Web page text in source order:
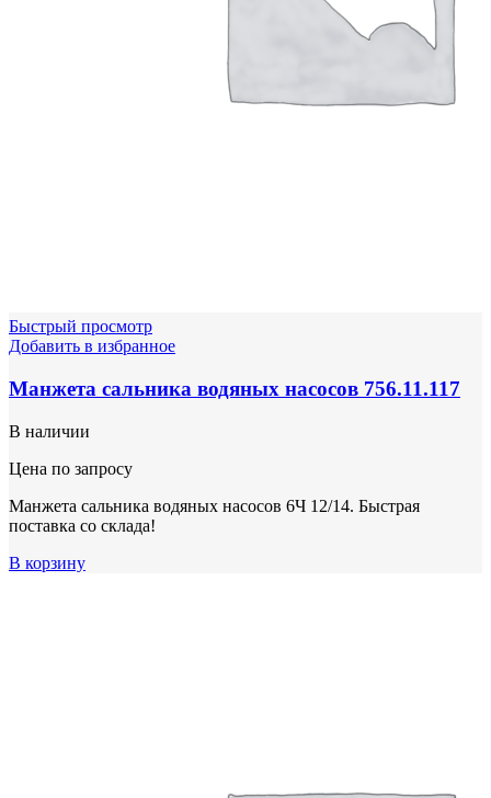
Быстрый просмотр
Добавить в избранное
Манжета сальника водяных насосов 756.11.117
В наличии
Цена по запросу
Манжета сальника водяных насосов 6Ч 12/14. Быстрая
поставка со склада!
В корзину